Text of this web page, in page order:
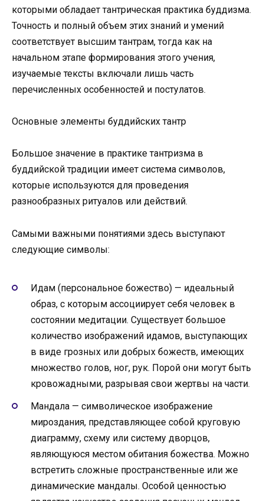
которыми обладает тантрическая практика буддизма.
Точность и полный объем этих знаний и умений
соответствует высшим тантрам, тогда как на
начальном этапе формирования этого учения,
изучаемые тексты включали лишь часть
перечисленных особенностей и постулатов.
Основные элементы буддийских тантр
Большое значение в практике тантризма в
буддийской традиции имеет система символов,
которые используются для проведения
разнообразных ритуалов или действий.
Самыми важными понятиями здесь выступают
следующие символы:
Идам (персональное божество) — идеальный
образ, с которым ассоциирует себя человек в
состоянии медитации. Существует большое
количество изображений идамов, выступающих
в виде грозных или добрых божеств, имеющих
множество голов, ног, рук. Порой они могут быть
кровожадными, разрывая свои жертвы на части.
Мандала — символическое изображение
мироздания, представляющее собой круговую
диаграмму, схему или систему дворцов,
являющуюся местом обитания божества. Можно
встретить сложные пространственные или же
динамические мандалы. Особой ценностью